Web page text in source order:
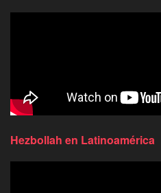
Hezbollah en Latinoamérica